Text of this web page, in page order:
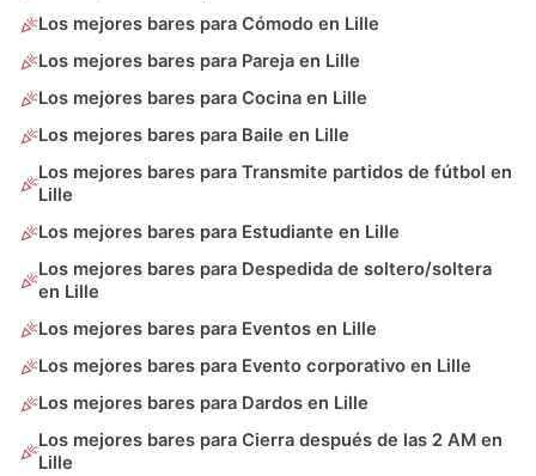
Los mejores bares para Cómodo en Lille
Los mejores bares para Pareja en Lille
Los mejores bares para Cocina en Lille
Los mejores bares para Baile en Lille
Los mejores bares para Transmite partidos de fútbol en
Lille
Los mejores bares para Estudiante en Lille
Los mejores bares para Despedida de soltero/soltera
en Lille
Los mejores bares para Eventos en Lille
Los mejores bares para Evento corporativo en Lille
Los mejores bares para Dardos en Lille
Los mejores bares para Cierra después de las 2 AM en
Lille